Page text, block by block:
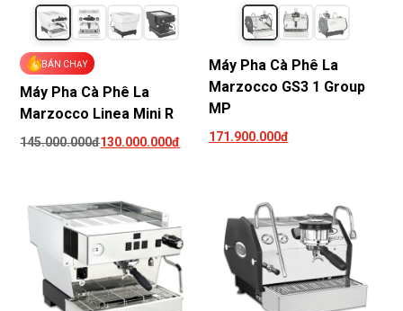
BÁN CHẠY
Máy Pha Cà Phê La
Marzocco Linea Mini R
145.000.000đ130.000.000đ
Máy Pha Cà Phê La
Marzocco GS3 1 Group
MP
171.900.000đ